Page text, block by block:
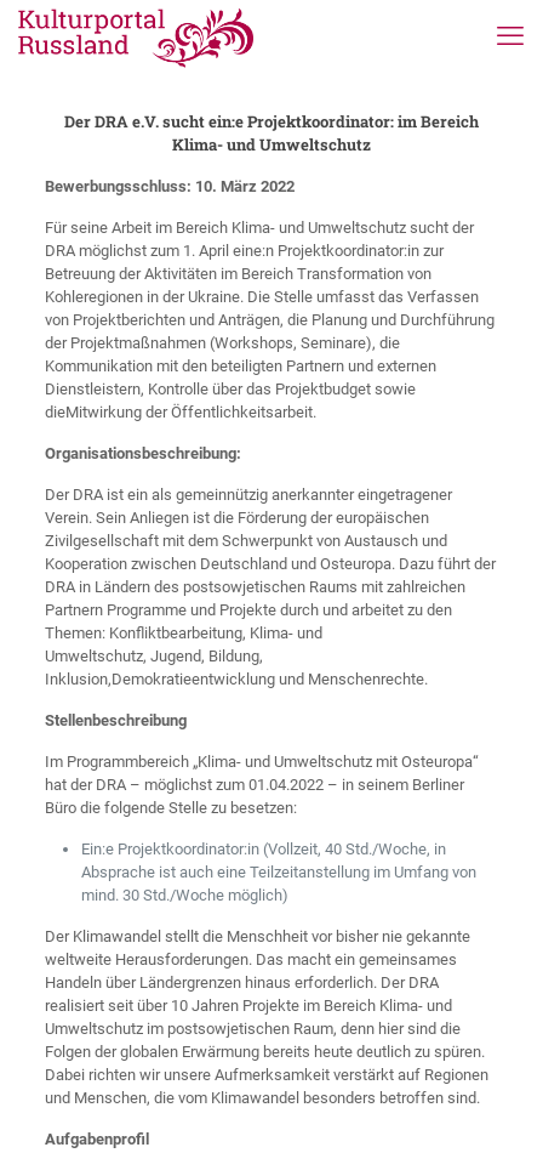
Der DRA e.V. sucht ein:e Projektkoordinator: im Bereich
Klima- und Umweltschutz
Bewerbungsschluss: 10. März 2022
Für seine Arbeit im Bereich Klima- und Umweltschutz sucht der
DRA möglichst zum 1. April eine:n Projektkoordinator:in zur
Betreuung der Aktivitäten im Bereich Transformation von
Kohleregionen in der Ukraine. Die Stelle umfasst das Verfassen
von Projektberichten und Anträgen, die Planung und Durchführung
der Projektmaßnahmen (Workshops, Seminare), die
Kommunikation mit den beteiligten Partnern und externen
Dienstleistern, Kontrolle über das Projektbudget sowie
dieMitwirkung der Öffentlichkeitsarbeit.
Organisationsbeschreibung:
Der DRA ist ein als gemeinnützig anerkannter eingetragener
Verein. Sein Anliegen ist die Förderung der europäischen
Zivilgesellschaft mit dem Schwerpunkt von Austausch und
Kooperation zwischen Deutschland und Osteuropa. Dazu führt der
DRA in Ländern des postsowjetischen Raums mit zahlreichen
Partnern Programme und Projekte durch und arbeitet zu den
Themen: Konfliktbearbeitung, Klima- und
Umweltschutz, Jugend, Bildung,
Inklusion,Demokratieentwicklung und Menschenrechte.
Stellenbeschreibung
Im Programmbereich „Klima- und Umweltschutz mit Osteuropa“
hat der DRA – möglichst zum 01.04.2022 – in seinem Berliner
Büro die folgende Stelle zu besetzen:
Ein:e Projektkoordinator:in (Vollzeit, 40 Std./Woche, in
Absprache ist auch eine Teilzeitanstellung im Umfang von
mind. 30 Std./Woche möglich)
Der Klimawandel stellt die Menschheit vor bisher nie gekannte
weltweite Herausforderungen. Das macht ein gemeinsames
Handeln über Ländergrenzen hinaus erforderlich. Der DRA
realisiert seit über 10 Jahren Projekte im Bereich Klima- und
Umweltschutz im postsowjetischen Raum, denn hier sind die
Folgen der globalen Erwärmung bereits heute deutlich zu spüren.
Dabei richten wir unsere Aufmerksamkeit verstärkt auf Regionen
und Menschen, die vom Klimawandel besonders betroffen sind.
Aufgabenprofil